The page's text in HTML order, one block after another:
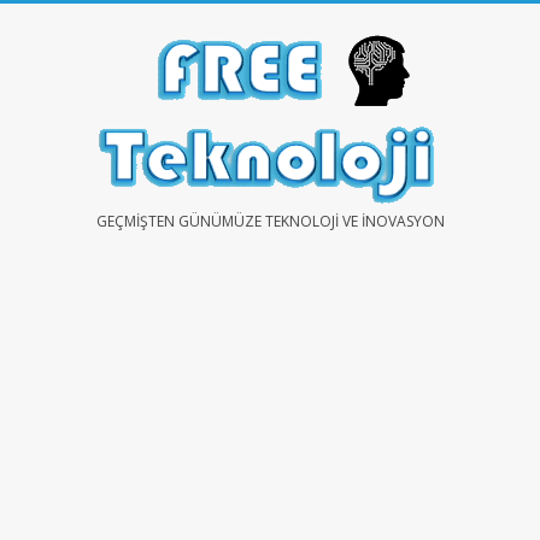
FREEGEÇMIŞTEN GÜNÜMÜZE TEKNOLOJI VE İNOVASYON